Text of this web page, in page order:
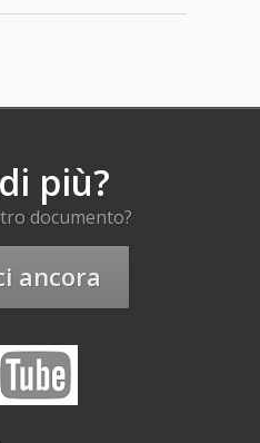
più?
documento?
ancora